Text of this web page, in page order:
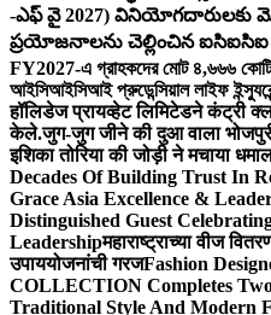
-ఎఫ్ వై 2027) వినియోగదారులకు
ప్రయోజనాలను చెల్లించిన ఐసిఐసిఐ
FY2027-এ গ্রাহকদের মোট ৪,৬৬৬ কোটি
আইসিআইসিআই প্রুডেন্সিয়াল লাইফ
हॉलिडेज प्रायव्हेट लिमिटेडने कंट्री
केले.जुग-जुग जीने की दुआ वाला
इशिका तोरिया की जोड़ी ने मचाया
Decades Of Building Trust In
Grace Asia Excellence &
Distinguished Guest
Leadershipमहाराष्ट्राच्या वीज
उपाययोजनांची गरजFashion
COLLECTION Completes
Traditional Style And Modern